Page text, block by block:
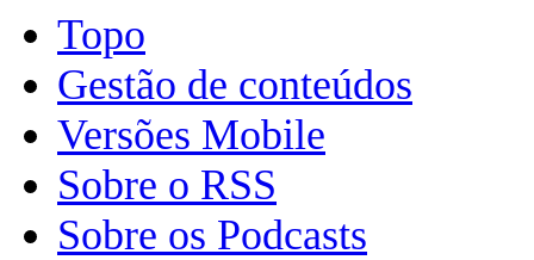
Topo
Gestão de conteúdos
Versões Mobile
Sobre o RSS
Sobre os Podcasts